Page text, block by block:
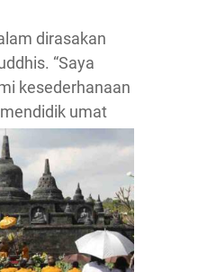
dirasakan
“Saya
kesederhanaan
mendidik umat